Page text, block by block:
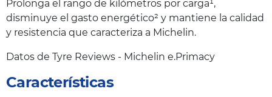
Prolonga el rango de kilómetros por carga¹,
disminuye el gasto energético² y mantiene la calidad
y resistencia que caracteriza a Michelin.
Datos de Tyre Reviews - Michelin e.Primacy
Características